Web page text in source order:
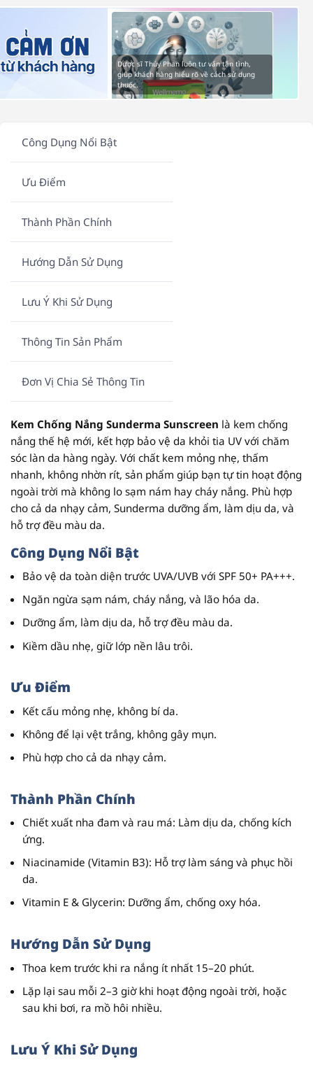
Dược sĩ Thúy Phan luôn tư vấn tận tình,
giúp khách hàng hiểu rõ về cách sử dụng
thuốc.
Công Dụng Nổi Bật
Ưu Điểm
Thành Phần Chính
Hướng Dẫn Sử Dụng
Lưu Ý Khi Sử Dụng
Thông Tin Sản Phẩm
Đơn Vị Chia Sẻ Thông Tin
Kem Chống Nắng Sunderma Sunscreen là kem chống
nắng thế hệ mới, kết hợp bảo vệ da khỏi tia UV với chăm
sóc làn da hàng ngày. Với chất kem mỏng nhẹ, thấm
nhanh, không nhờn rít, sản phẩm giúp bạn tự tin hoạt động
ngoài trời mà không lo sạm nám hay cháy nắng. Phù hợp
cho cả da nhạy cảm, Sunderma dưỡng ẩm, làm dịu da, và
hỗ trợ đều màu da.
Công Dụng Nổi Bật
Bảo vệ da toàn diện trước UVA/UVB với SPF 50+ PA+++.
Ngăn ngừa sạm nám, cháy nắng, và lão hóa da.
Dưỡng ẩm, làm dịu da, hỗ trợ đều màu da.
Kiềm dầu nhẹ, giữ lớp nền lâu trôi.
Ưu Điểm
Kết cấu mỏng nhẹ, không bí da.
Không để lại vệt trắng, không gây mụn.
Phù hợp cho cả da nhạy cảm.
Thành Phần Chính
Chiết xuất nha đam và rau má: Làm dịu da, chống kích
ứng.
Niacinamide (Vitamin B3): Hỗ trợ làm sáng và phục hồi
da.
Vitamin E & Glycerin: Dưỡng ẩm, chống oxy hóa.
Hướng Dẫn Sử Dụng
Thoa kem trước khi ra nắng ít nhất 15–20 phút.
Lặp lại sau mỗi 2–3 giờ khi hoạt động ngoài trời, hoặc
sau khi bơi, ra mồ hôi nhiều.
Lưu Ý Khi Sử Dụng